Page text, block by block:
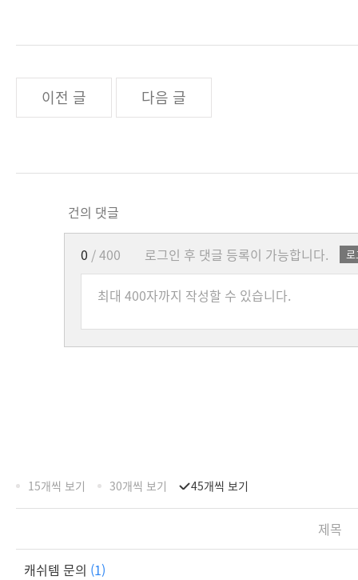
이전 글 다음 글
건의 댓글
로그인 후 댓글 등록이 가능합니다.
0 / 400
15개씩 보기 30개씩 보기 45개씩 보기
제목
캐쉬템 문의 (1)